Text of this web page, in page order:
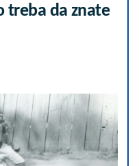
treba da znate